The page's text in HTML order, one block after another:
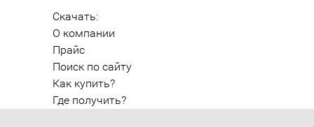
Скачать:
О компании
Прайс
Поиск по сайту
Как купить?
Где получить?